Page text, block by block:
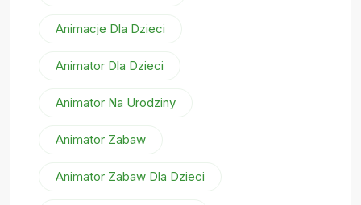
Animacje Dla Dzieci
Animator Dla Dzieci
Animator Na Urodziny
Animator Zabaw
Animator Zabaw Dla Dzieci